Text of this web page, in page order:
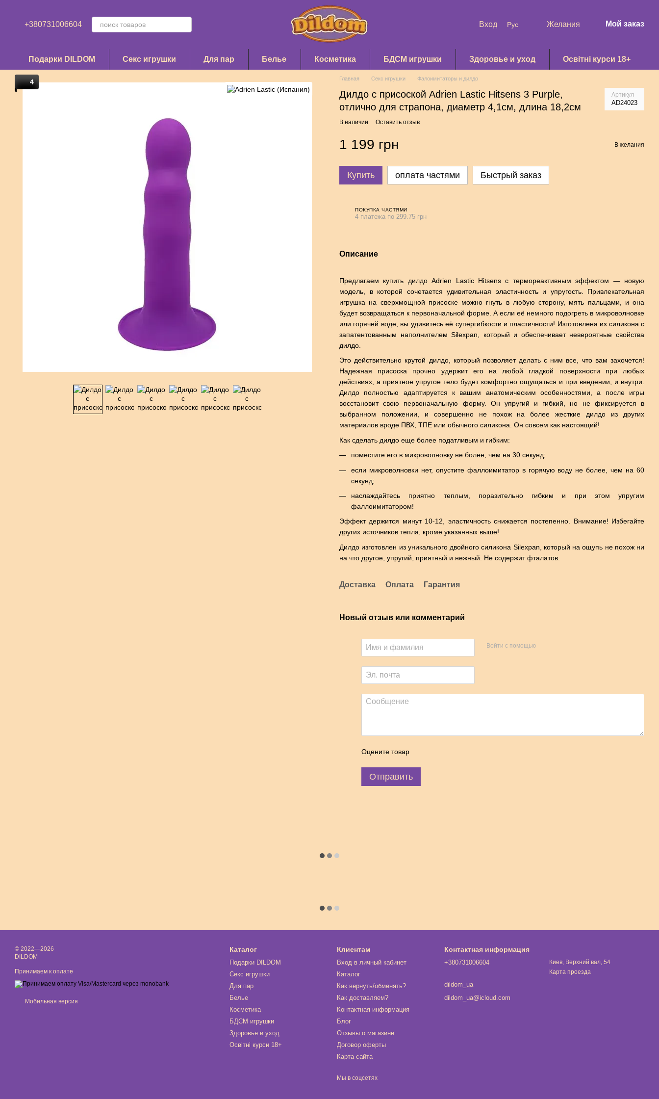
+380731006604 Вход Рус Желания Мой заказ
Подарки DILDOM Секс игрушки Для пар Белье Косметика БДСМ игрушки Здоровье и уход Освітні курси 18+
4 Главная Секс игрушки Фалоимитаторы и дилдо
Дилдо с присоской Adrien Lastic Hitsens 3 Purple,
отлично для страпона, диаметр 4,1см, длина 18,2см
Артикул
AD24023
В наличии Оставить отзыв
1 199 грн В желания
Купить оплата частями Быстрый заказ
ПОКУПКА ЧАСТЯМИ
4 платежа по 299.75 грн
Описание
Предлагаем купить дилдо Adrien Lastic Hitsens с термореактивным эффектом — новую
модель, в которой сочетается удивительная эластичность и упругость. Привлекательная
игрушка на сверхмощной присоске можно гнуть в любую сторону, мять пальцами, и она
будет возвращаться к первоначальной форме. А если её немного подогреть в микроволновке
или горячей воде, вы удивитесь её супергибкости и пластичности! Изготовлена из силикона с
запатентованным наполнителем Silexpan, который и обеспечивает невероятные свойства
дилдо.
Это действительно крутой дилдо, который позволяет делать с ним все, что вам захочется!
Надежная присоска прочно удержит его на любой гладкой поверхности при любых
действиях, а приятное упругое тело будет комфортно ощущаться и при введении, и внутри.
Дилдо полностью адаптируется к вашим анатомическим особенностями, а после игры
восстановит свою первоначальную форму. Он упругий и гибкий, но не фиксируется в
выбранном положении, и совершенно не похож на более жесткие дилдо из других
материалов вроде ПВХ, ТПЕ или обычного силикона. Он совсем как настоящий!
Как сделать дилдо еще более податливым и гибким:
поместите его в микроволновку не более, чем на 30 секунд;
если микроволновки нет, опустите фаллоимитатор в горячую воду не более, чем на 60
секунд;
наслаждайтесь приятно теплым, поразительно гибким и при этом упругим
фаллоимитатором!
Эффект держится минут 10-12, эластичность снижается постепенно. Внимание! Избегайте
других источников тепла, кроме указанных выше!
Дилдо изготовлен из уникального двойного силикона Silexpan, который на ощупь не похож ни
на что другое, упругий, приятный и нежный. Не содержит фталатов.
Доставка Оплата Гарантия
Новый отзыв или комментарий
Войти с помощью
Оцените товар
Отправить
© 2022—2026
DILDOM
Принимаем к оплате
Мобильная версия
Каталог
Подарки DILDOM
Секс игрушки
Для пар
Белье
Косметика
БДСМ игрушки
Здоровье и уход
Освітні курси 18+
Клиентам
Вход в личный кабинет
Каталог
Как вернуть/обменять?
Как доставляем?
Контактная информация
Блог
Отзывы о магазине
Договор оферты
Карта сайта
Мы в соцсетях
Контактная информация
+380731006604
dildom_ua
dildom_ua@icloud.com
Киев, Верхний вал, 54
Карта проезда